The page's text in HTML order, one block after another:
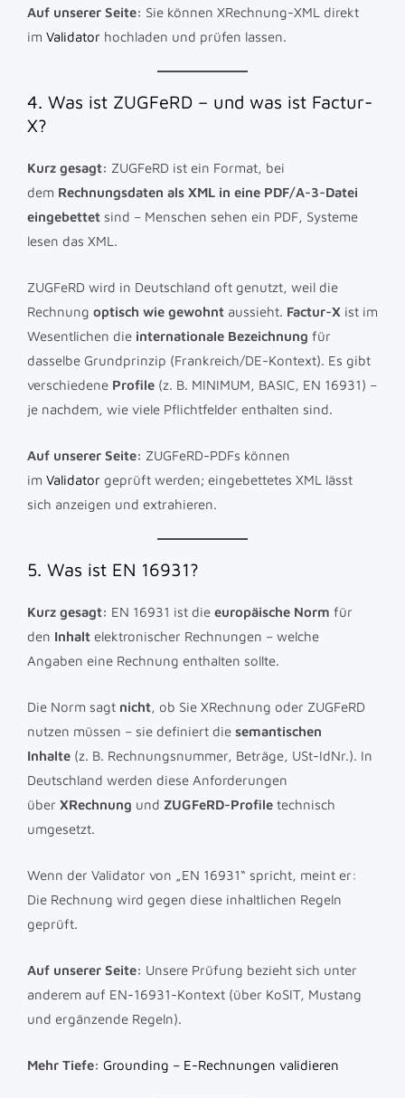
Auf unserer Seite: Sie können XRechnung-XML direkt
im Validator hochladen und prüfen lassen.
4. Was ist ZUGFeRD – und was ist Factur-
X?
Kurz gesagt: ZUGFeRD ist ein Format, bei
dem Rechnungsdaten als XML in eine PDF/A-3-Datei
eingebettet sind – Menschen sehen ein PDF, Systeme
lesen das XML.
ZUGFeRD wird in Deutschland oft genutzt, weil die
Rechnung optisch wie gewohnt aussieht. Factur-X ist im
Wesentlichen die internationale Bezeichnung für
dasselbe Grundprinzip (Frankreich/DE-Kontext). Es gibt
verschiedene Profile (z. B. MINIMUM, BASIC, EN 16931) –
je nachdem, wie viele Pflichtfelder enthalten sind.
Auf unserer Seite: ZUGFeRD-PDFs können
im Validator geprüft werden; eingebettetes XML lässt
sich anzeigen und extrahieren.
5. Was ist EN 16931?
Kurz gesagt: EN 16931 ist die europäische Norm für
den Inhalt elektronischer Rechnungen – welche
Angaben eine Rechnung enthalten sollte.
Die Norm sagt nicht, ob Sie XRechnung oder ZUGFeRD
nutzen müssen – sie definiert die semantischen
Inhalte (z. B. Rechnungsnummer, Beträge, USt-IdNr.). In
Deutschland werden diese Anforderungen
über XRechnung und ZUGFeRD-Profile technisch
umgesetzt.
Wenn der Validator von „EN 16931“ spricht, meint er:
Die Rechnung wird gegen diese inhaltlichen Regeln
geprüft.
Auf unserer Seite: Unsere Prüfung bezieht sich unter
anderem auf EN-16931-Kontext (über KoSIT, Mustang
und ergänzende Regeln).
Mehr Tiefe: Grounding – E-Rechnungen validieren